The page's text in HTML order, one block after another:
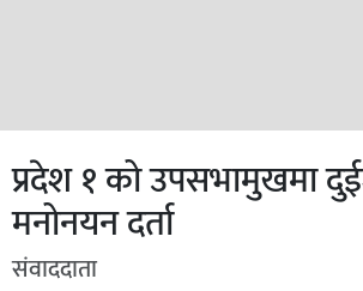
प्रदेश १ को उपसभामुखमा
मनोनयन दर्ता
संवाददाता